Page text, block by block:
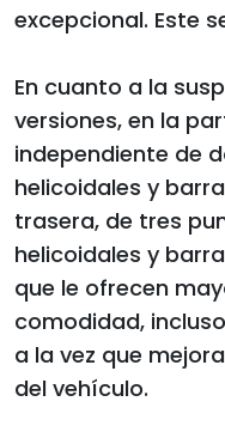
excepcional. Este
En cuanto a la
versiones, en la
independiente de
helicoidales y
trasera, de tres
helicoidales y
que le ofrecen
comodidad,
a la vez que
del vehículo.